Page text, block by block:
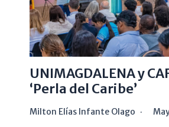
UNIMAGDALENA y
‘Perla del Caribe’
Milton Elías Infante Olago